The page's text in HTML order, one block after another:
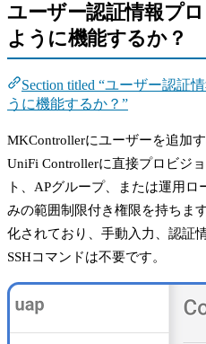
ユーザー認証情報プ
ように機能するか？
Section titled “ユーザー認証
うに機能するか？”
MKControllerにユーザーを追加
UniFi Controllerに直接プロビジ
ト、APグループ、または運用
みの範囲制限付き権限を持ちま
化されており、手動入力、認証
SSHコマンドは不要です。